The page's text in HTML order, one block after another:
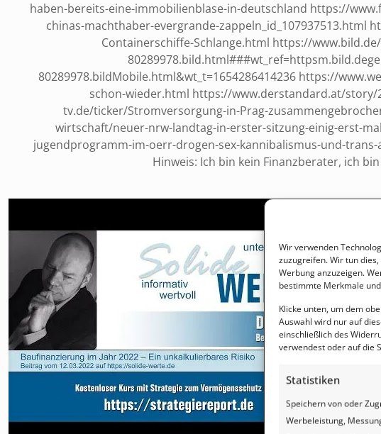
Wir verwenden
zuzugreifen. Wir tun
Werbung anzuzeigen.
bestimmte Merkmale
Klicke unten, um dem
Auswahl wird nur auf
einschließlich des
verwendest oder auf die
Statistiken
Speichern von oder
Werbeleistung,
haben-bereits-eine-immobilienblase-in-deutschland https://
chinas-machthaber-evergrande-
Containerschiffe-Schlange.html https://
80289978.bildMobile.html&wt_t=1654286414236 https://
schon-wieder.html https://www.derstandard.at/
tv.de/ticker/Stromversorgung-in-Prag-
wirtschaft/neuer-nrw-landtag-in-erster-sitzung-einig-erst-
jugendprogramm-im-oerr-drogen-sex-kannibalismus-und-trans-
Hinweis: Ich bin kein Finanzberater, ich